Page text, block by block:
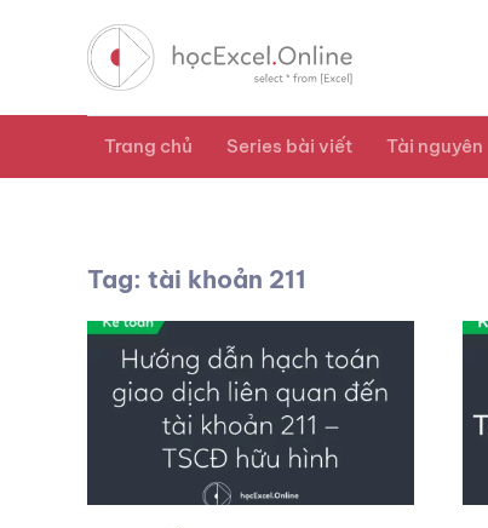
Trang chủ Series bài viết Tài nguyên
Tag: tài khoản 211